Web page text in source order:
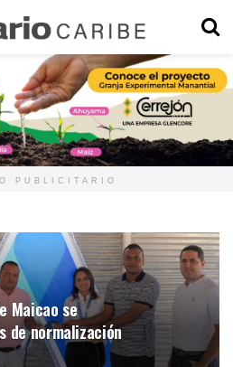
PUBLICITARIO
Maicao se
de normalización